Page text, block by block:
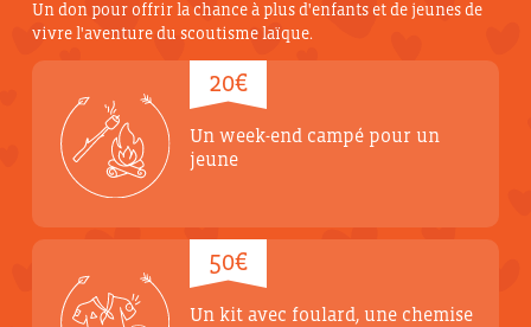
Un don pour offrir la chance à plus d'enfants et de jeunes de
vivre l'aventure du scoutisme laïque.
20€
Un week-end campé pour un
jeune
50€
Un kit avec foulard, une chemise